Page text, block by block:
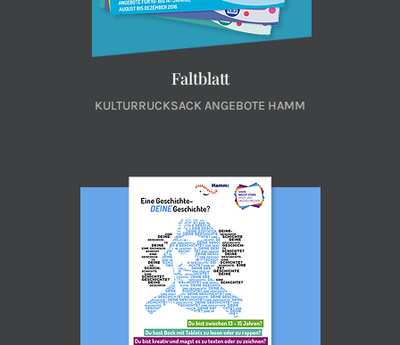
Faltblatt
KULTURRUCKSACK ANGEBOTE HAMM